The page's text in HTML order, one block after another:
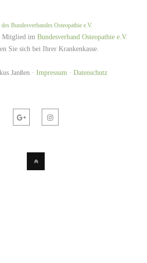
Mitglied im Bundesverband Osteopathie e.V.
Sie sich bei Ihrer Krankenkasse.
Janßen · Impressum· Datenschutz